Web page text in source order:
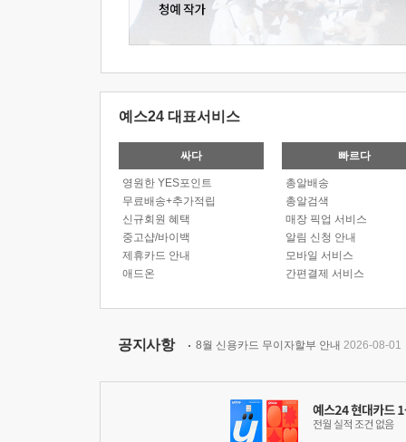
예스24 대표서비스
싸다
영원한 YES포인트
무료배송+추가적립
신규회원 혜택
중고샵/바이백
제휴카드 안내
애드온
빠르다
총알배송
총알검색
매장 픽업 서비스
알림 신청 안내
모바일 서비스
간편결제 서비스
공지사항 8월 신용카드 무이자할부 안내 2026-08-01